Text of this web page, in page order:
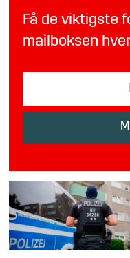
Få de viktigste
mailboksen